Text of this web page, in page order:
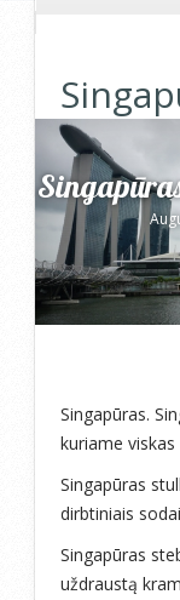
Singapūras.
kuriame viskas
Singapūras
dirbtiniais
Singapūras
uždraustą